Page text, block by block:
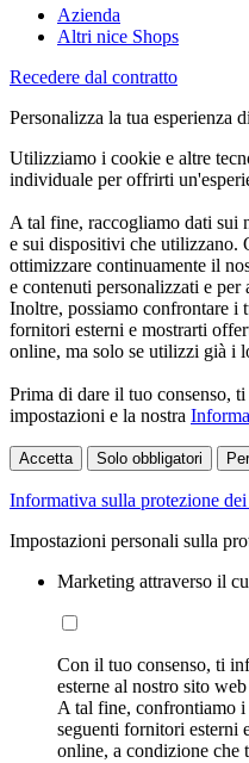
Azienda
Altri nice Shops
Recedere dal contratto
Personalizza la tua esperienza
Utilizziamo i cookie e altre
individuale per offrirti
A tal fine, raccogliamo dati sui
e sui dispositivi che utilizzano.
ottimizzare continuamente il
e contenuti personalizzati e
Inoltre, possiamo confrontare
fornitori esterni e mostrarti
online, ma solo se utilizzi già i
Prima di dare il tuo consenso,
impostazioni e la nostra
Accetta Solo obbligatori
Informativa sulla protezione
Impostazioni personali sulla
Marketing attraverso il
Con il tuo consenso, ti
esterne al nostro sito
A tal fine, confrontiamo
seguenti fornitori esterni
online, a condizione